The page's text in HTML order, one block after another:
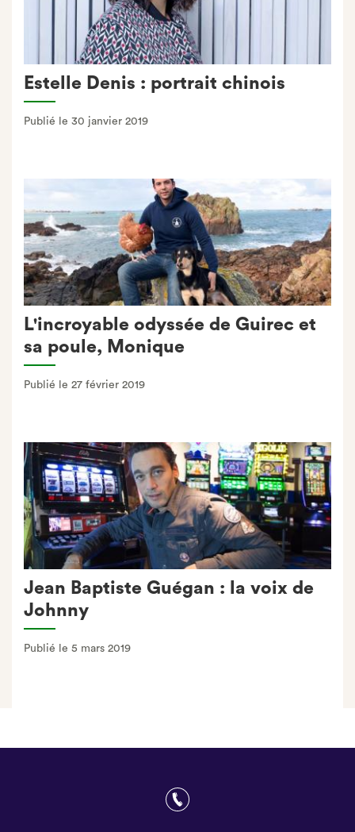
Estelle Denis : portrait chinois
Publié le 30 janvier 2019
L'incroyable odyssée de Guirec et
sa poule, Monique
Publié le 27 février 2019
Jean Baptiste Guégan : la voix de
Johnny
Publié le 5 mars 2019